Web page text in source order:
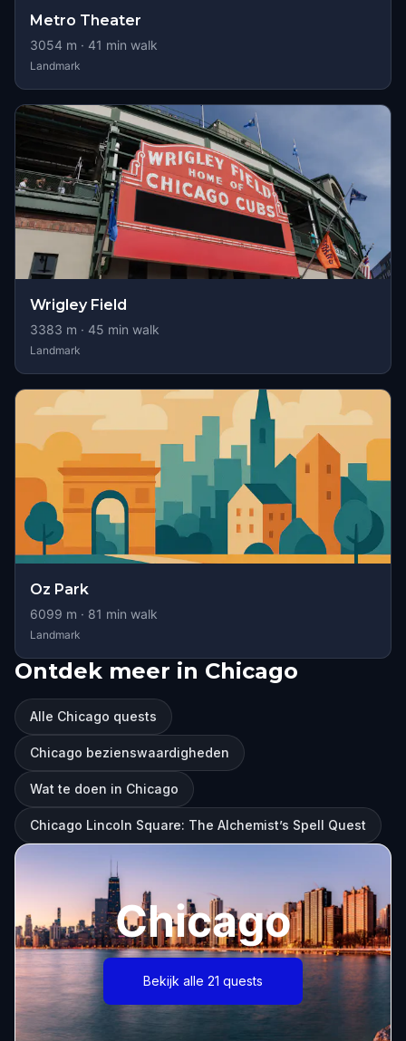
Metro Theater
3054 m · 41 min walk
Landmark
Wrigley Field
3383 m · 45 min walk
Landmark
Oz Park
6099 m · 81 min walk
Landmark
Ontdek meer in Chicago
Alle Chicago quests
Chicago bezienswaardigheden
Wat te doen in Chicago
Chicago Lincoln Square: The Alchemist’s Spell Quest
Chicago
Bekijk alle 21 quests